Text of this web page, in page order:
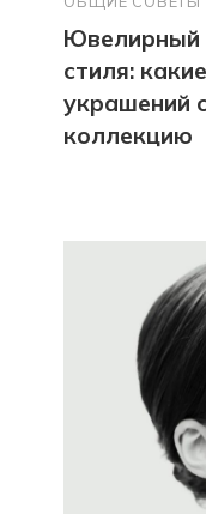
Ювелирный
стиля:
украшений
коллекцию